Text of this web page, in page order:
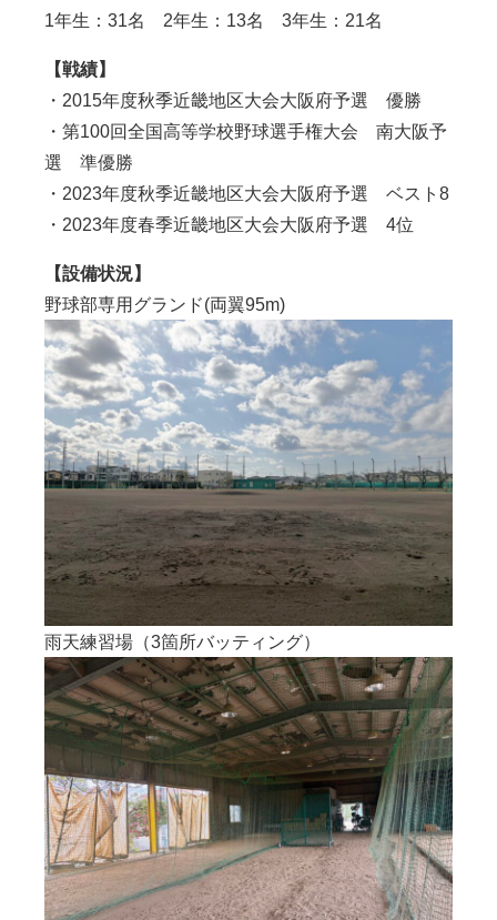
1年生：31名 2年生：13名 3年生：21名
【戦績】
・2015年度秋季近畿地区大会大阪府予選 優勝
・第100回全国高等学校野球選手権大会 南大阪予
選 準優勝
・2023年度秋季近畿地区大会大阪府予選 ベスト8
・2023年度春季近畿地区大会大阪府予選 4位
【設備状況】
野球部専用グランド(両翼95m)
雨天練習場（3箇所バッティング）